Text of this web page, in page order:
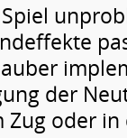
der
Zug oder